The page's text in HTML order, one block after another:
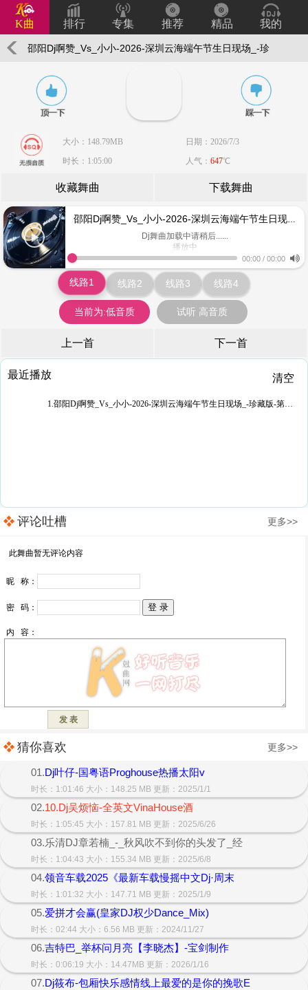
K曲 排行 专集 推荐 精品 我的
邵阳Dj啊赞_Vs_小小-2026-深圳云海端午节生日现场_-珍
藏版-第202辑
大小：148.79MB
日期：2026/7/3
时长：1:05:00
人气： 647℃
收藏舞曲 下载舞曲
邵阳Dj啊赞_Vs_小小-2026-深圳云海端午节生日现场_-珍藏版-第202辑
Dj舞曲加载中请稍后......
播放中
www.keiqu.com
00:00 / 00:00
线路1 线路2 线路3 线路4
当前为:低音质 试听 高音质
上一首 下一首
最近播放 清空
1.邵阳Dj啊赞_Vs_小小-2026-深圳云海端午节生日现场_-珍藏版-第202辑
评论吐槽 更多>>
猜你喜欢 更多>>
01.Dj叶仔-国粤语Proghouse热播太阳v
时长：1:01:46 大小：148.25 MB 更新：2025/1/1
02.10.Dj吴烦恼-全英文VinaHouse酒
时长：1:05:45 大小：157.81 MB 更新：2025/6/26
03.乐清DJ章若楠_-_秋风吹不到你的头发了_经
时长：1:04:43 大小：155.34 MB 更新：2025/6/8
04.领音车载2025《最新车载慢摇中文Dj·周末
时长：1:01:32 大小：147.71 MB 更新：2025/1/9
05.爱拼才会赢(皇家DJ权少Dance_Mix)
时长：02:44 大小：6.56 MB 更新：2024/11/27
06.吉特巴_举杯问月亮【李晓杰】-宝剑制作
时长：0:06:19 大小：14.47MB 更新：2026/1/16
07.Dj筱布-包厢快乐感情线上最爱的是你的挽歌E